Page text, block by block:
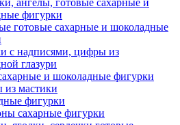
ангелы, готовые сахарные и
фигурки
готовые сахарные и шоколадные
с надписями, цифры из
глазури
и шоколадные фигурки
из мастики
фигурки
сахарные фигурки